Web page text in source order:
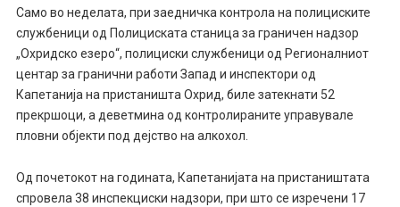
Само во неделата, при заедничка контрола на полициските
службеници од Полициската станица за граничен надзор
„Охридско езеро“, полициски службеници од Регионалниот
центар за гранични работи Запад и инспектори од
Капетанија на пристаништа Охрид, биле затекнати 52
прекршоци, а деветмина од контролираните управувале
пловни објекти под дејство на алкохол.
Од почетокот на годината, Капетанијата на пристаништата
спровела 38 инспекциски надзори, при што се изречени 17